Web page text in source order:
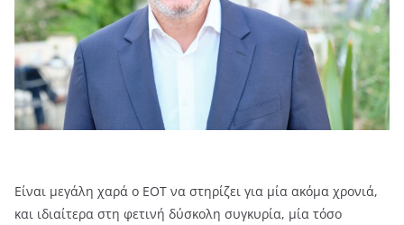
Είναι μεγάλη χαρά ο ΕΟΤ να στηρίζει για μία ακόμα χρονιά,
και ιδιαίτερα στη φετινή δύσκολη συγκυρία, μία τόσο